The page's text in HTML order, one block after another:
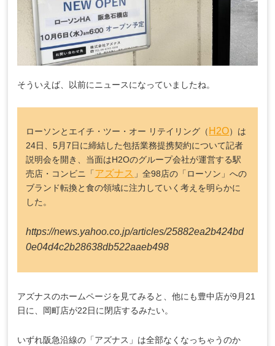
そういえば、以前にニュースになっていましたね。
ローソンとエイチ・ツー・オー リテイリング（ H2O）は
24日、5月7日に締結した包括業務提携契約について記者
説明会を開き、当面はH2Oのグループ会社が運営する駅
売店・コンビニ「アズナス 」全98店の「ローソン」への
ブランド転換と食の領域に注力していく考えを明らかに
した。
https://news.yahoo.co.jp/articles/25882ea2b424bd
0e04d4c2b28638db522aaeb498
アズナスのホームページを見てみると、他にも豊中店が9月21
日に、岡町店が22日に閉店するみたい。
いずれ阪急沿線の「アズナス」は全部なくなっちゃうのか